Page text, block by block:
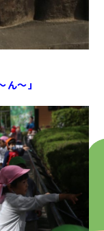
ん～」